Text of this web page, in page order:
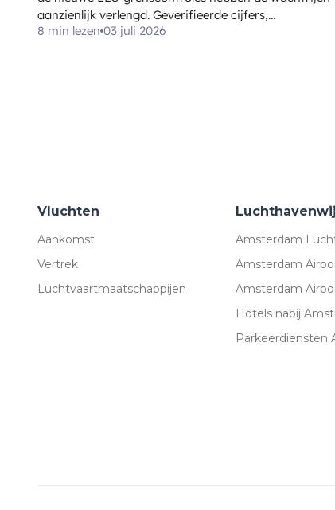
aanzienlijk verlengd. Geverifieerde cijfers,
aankomsttijden per reizigerstype, en wat EU261 wel en
8 min lezen 03 juli 2026
Vluchten
Aankomst
Vertrek
Luchtvaartmaatschappijen
Amsterdam
Amsterdam
Amsterdam
Hotels nabij
Parkeerdiensten